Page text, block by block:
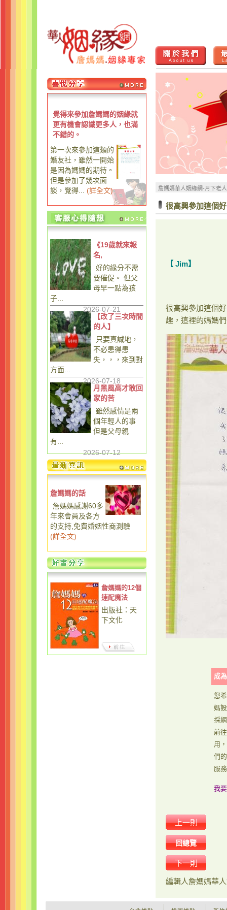
覺得來參加詹媽媽的姻緣就
更有機會認識更多人，也滿
不錯的。
第一次來參加這類的
婚友社，雖然一開始
是因為媽媽的期待。
但是參加了幾次面
談，覺得...
(詳全文)
《19歲就來報
名,
好的緣分不需
要催促。 但父
母早一點為孩
子...
2026-07-21
【改了三次時間
的人】
只要真誠地，
不必患得患
失，，，來到對
方面...
2026-07-18
月黑風高才敢回
家的苦
雖然感情是兩
個年輕人的事
但是父母親
有...
2026-07-12
詹媽媽的話
詹媽媽感謝60多
年來會員及各方
的支持,免費婚姻性商測驗
(詳全文)
詹媽媽的12個
速配魔法
出版社：天
下文化
詹媽媽華人姻緣網-月下老
很高興參加這個
【 Jim】
很高興參加這個
趣，這裡的媽媽
成
您
媽
採
前
用
們
服
我
上一則
回總覽
下一則
編輯人詹媽媽華